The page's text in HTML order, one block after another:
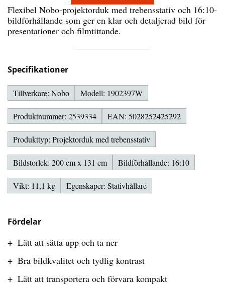
Flexibel Nobo-projektorduk med trebensstativ och 16:10-
bildförhållande som ger en klar och detaljerad bild för
presentationer och filmtittande.
Fördelar
Lätt att sätta upp och ta ner
Bra bildkvalitet och tydlig kontrast
Lätt att transportera och förvara kompakt
Specifikationer
Tillverkare: Nobo Modell: 1902397W
Produktnummer: 2539334 EAN: 5028252425292
Produkttyp: Projektorduk med trebensstativ
Bildstorlek: 200 cm x 131 cm Bildförhållande: 16:10
Vikt: 11,1 kg Egenskaper: Stativhållare